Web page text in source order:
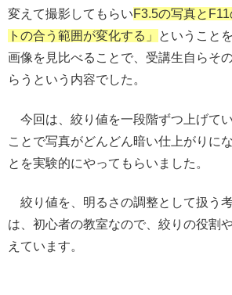
変えて撮影してもらいF3.5の写真と
トの合う範囲が変化する」
ということ
画像を見比べることで、受講生自らそ
らうという内容でした。
今回は、絞り値を一段階ずつ上げて
ことで写真がどんどん暗い仕上がりに
とを実験的にやってもらいました。
絞り値を、明るさの調整として扱う
は、初心者の教室なので、絞りの役割
えています。